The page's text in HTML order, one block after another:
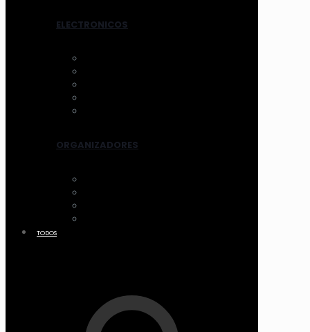
ELECTRONICOS
ORGANIZADORES
TODOS